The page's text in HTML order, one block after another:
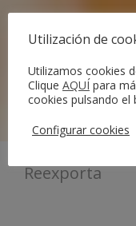
Reexporta
Utilización de
Utilizamos cookies
Clique AQUÍ para
cookies pulsando el
Configurar cookies